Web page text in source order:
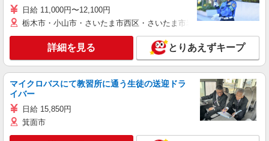
日給 11,000円〜12,100円
栃木市・小山市・さいたま市西区・さいたま市岩槻区・久喜市・蓮田
詳細を見る とりあえずキープ
マイクロバスにて教習所に通う生徒の送迎ドラ
イバー
日給 15,850円
箕面市